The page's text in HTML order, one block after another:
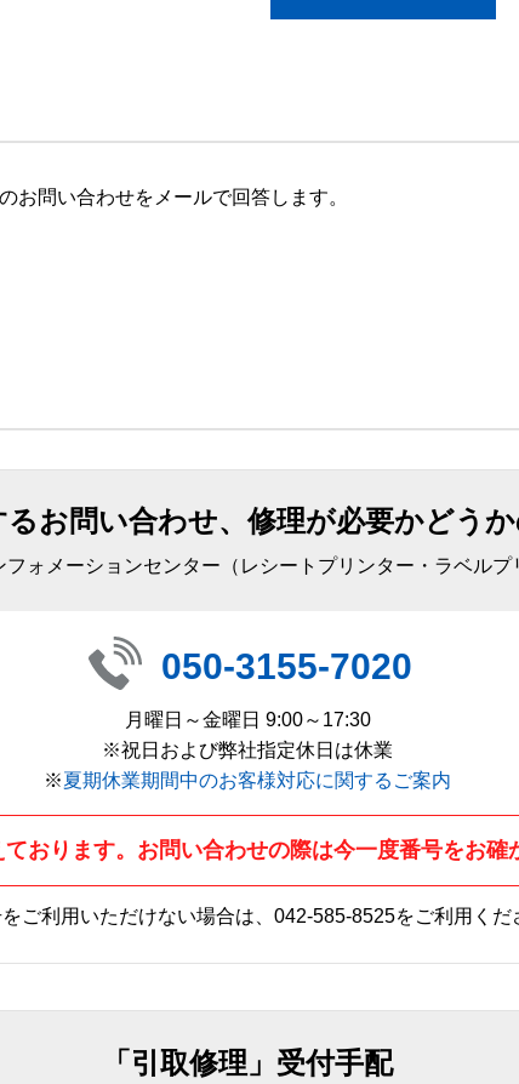
お問い合わせをメールで回答します。
るお問い合わせ、修理が必要かどう
フォメーションセンター（レシートプリンター・ラベルプ
050-3155-7020
月曜日～金曜日 9:00～17:30
※祝日および弊社指定休日は休業
※夏期休業期間中のお客様対応に関するご案内
おります。お問い合わせの際は今一度番号をお確
ご利用いただけない場合は、 042-585-8525をご利用くだ
「引取修理」受付手配